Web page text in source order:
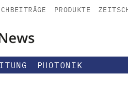
PRODUKTE
PHOTONIK